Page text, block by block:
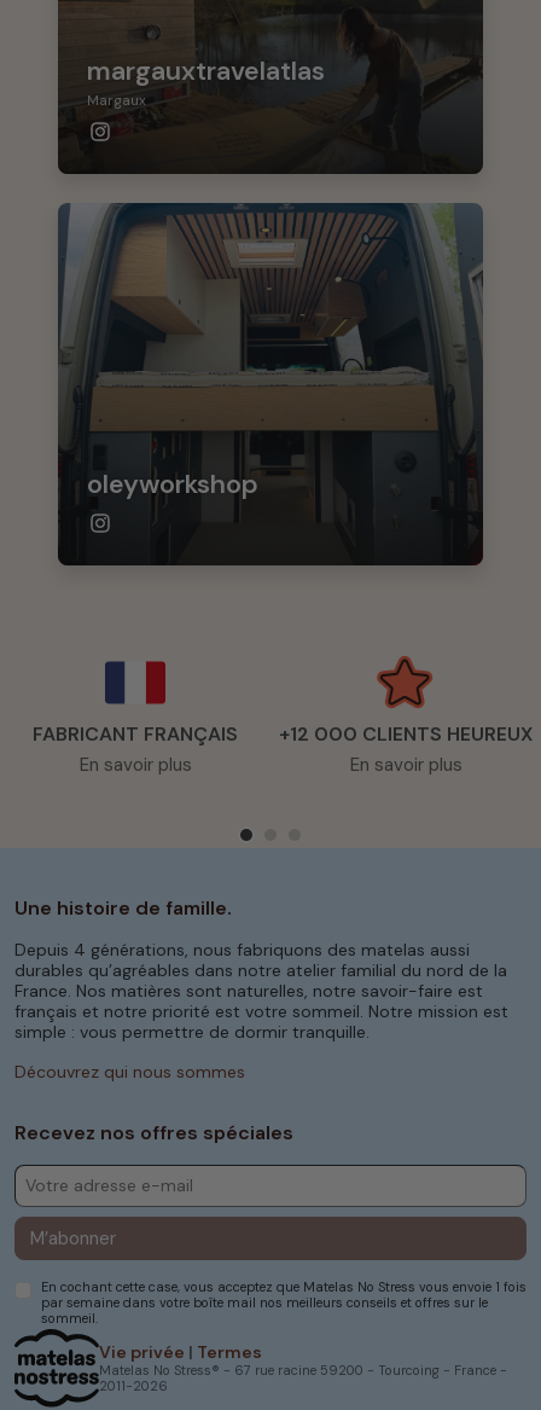
margauxtravelatlas
Margaux
oleyworkshop
FABRICANT FRANÇAIS
En savoir plus
+12 000 CLIENTS HEUREUX
En savoir plus
Vie privée | Termes
Matelas No Stress® - 67 rue racine 59200 - Tourcoing - France -
2011-2026
Une histoire de famille.
Depuis 4 générations, nous fabriquons des matelas aussi
durables qu’agréables dans notre atelier familial du nord de la
France. Nos matières sont naturelles, notre savoir-faire est
français et notre priorité est votre sommeil. Notre mission est
simple : vous permettre de dormir tranquille.
Découvrez qui nous sommes
Recevez nos offres spéciales
M’abonner
En cochant cette case, vous acceptez que Matelas No Stress vous envoie 1 fois
par semaine dans votre boîte mail nos meilleurs conseils et offres sur le
sommeil.